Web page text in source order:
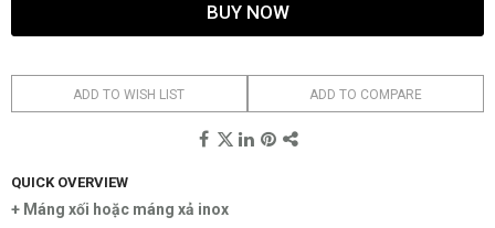
BUY NOW
ADD TO WISH LIST ADD TO COMPARE
QUICK OVERVIEW
+ Máng xối hoặc máng xả inox